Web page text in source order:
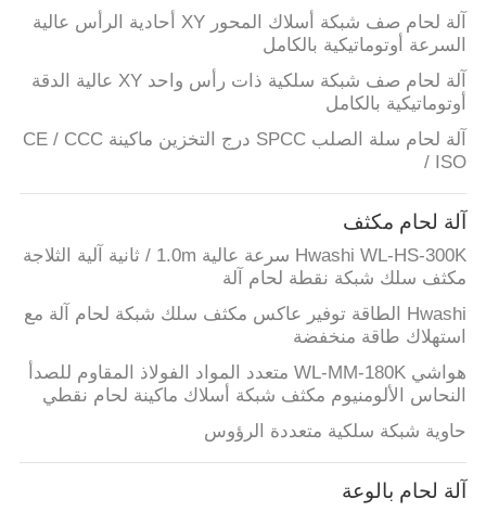
اتصل
بنا
أخبار
حالات
مدونة
اطلب
اقتباس
خريطة
الموقع
آلة لحام صف شبكة أسلاك المحور XY أحادية الرأس عالية
السرعة أوتوماتيكية بالكامل
آلة لحام صف شبكة سلكية ذات رأس واحد XY عالية الدقة
أوتوماتيكية بالكامل
آلة لحام سلة الصلب SPCC درج التخزين ماكينة CE / CCC
/ ISO
آلة لحام مكثف
Hwashi WL-HS-300K سرعة عالية 1.0m / ثانية آلية الثلاجة
مكثف سلك شبكة نقطة لحام آلة
Hwashi الطاقة توفير عاكس مكثف سلك شبكة لحام آلة مع
استهلاك طاقة منخفضة
هواشي WL-MM-180K متعدد المواد الفولاذ المقاوم للصدأ
النحاس الألومنيوم مكثف شبكة أسلاك ماكينة لحام نقطي
حاوية شبكة سلكية متعددة الرؤوس
آلة لحام بالوعة